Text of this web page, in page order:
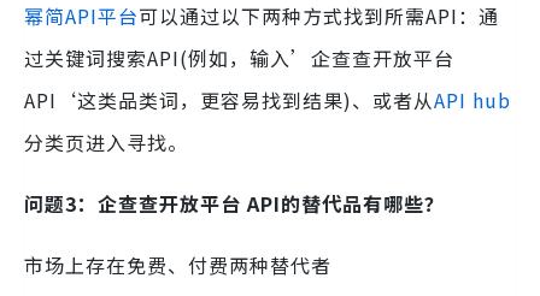
幂简API平台可以通过以下两种方式找到所需API：通
过关键词搜索API(例如，输入’企查查开放平台
API‘这类品类词，更容易找到结果)、或者从API hub
分类页进入寻找。
问题3：企查查开放平台 API的替代品有哪些？
市场上存在免费、付费两种替代者